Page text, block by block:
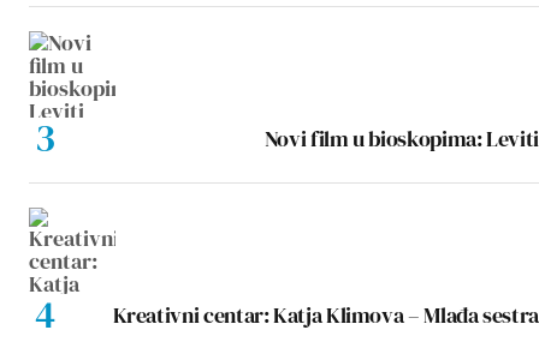
Novi film u bioskopima: Leviti
Kreativni centar: Katja Klimova – Mlađa sestra